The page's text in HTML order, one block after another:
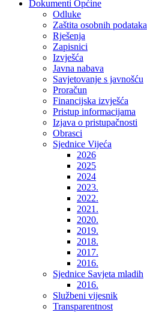
Dokumenti Općine
Odluke
Zaštita osobnih podataka
Rješenja
Zapisnici
Izvješća
Javna nabava
Savjetovanje s javnošću
Proračun
Financijska izvješća
Pristup informacijama
Izjava o pristupačnosti
Obrasci
Sjednice Vijeća
2026
2025
2024
2023.
2022.
2021.
2020.
2019.
2018.
2017.
2016.
Sjednice Savjeta mladih
2016.
Službeni vijesnik
Transparentnost